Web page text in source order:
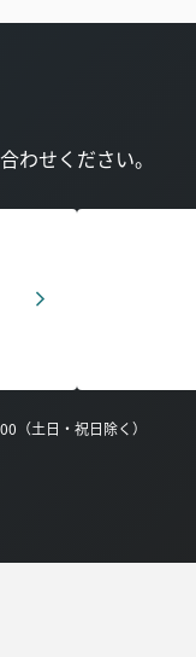
わせください。
（土日・祝日除く）